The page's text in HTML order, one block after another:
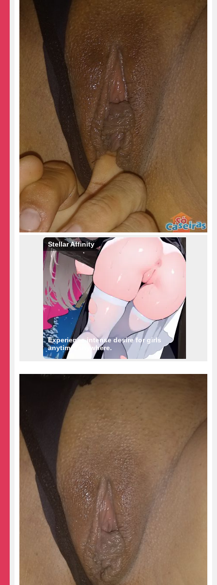
Experience intense desire for girls
anytime, anywhere.
Stellar Affinity